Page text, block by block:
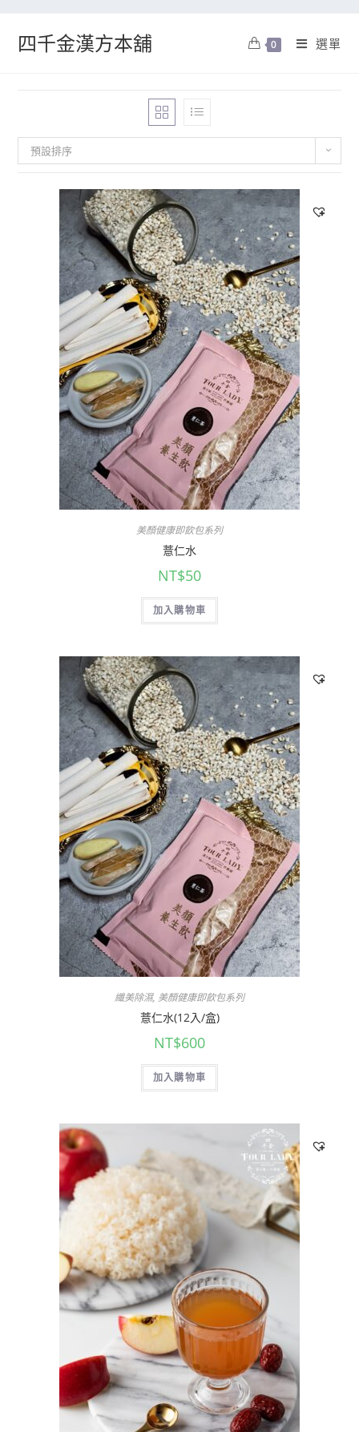
四千金漢方本舖 0 選單
預設排序
美顏健康即飲包系列
薏仁水
NT$50
加入購物車
纖美除濕, 美顏健康即飲包系列
薏仁水(12入/盒)
NT$600
加入購物車